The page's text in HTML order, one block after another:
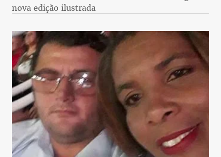
responsabilidade de todos, mas principalmente do
Estado.
Que a ciência existe e é operante. Que a beleza
humaniza e é fundamental. Que os preconceitos
são mortais, como os vírus. Que viver é muito mais
do que cumprir um papel. Que solidariedade,
compaixão, liberdade, respeito, delicadeza são
muito mais do que palavras. Que a arte e a cultura
não são a cereja do bolo, como afirmam os
equivocados, mas o fermento que lhe dá forma e
sabor. A receita/memória e os desejos/ futuro de
um povo.
nova edição ilustrada